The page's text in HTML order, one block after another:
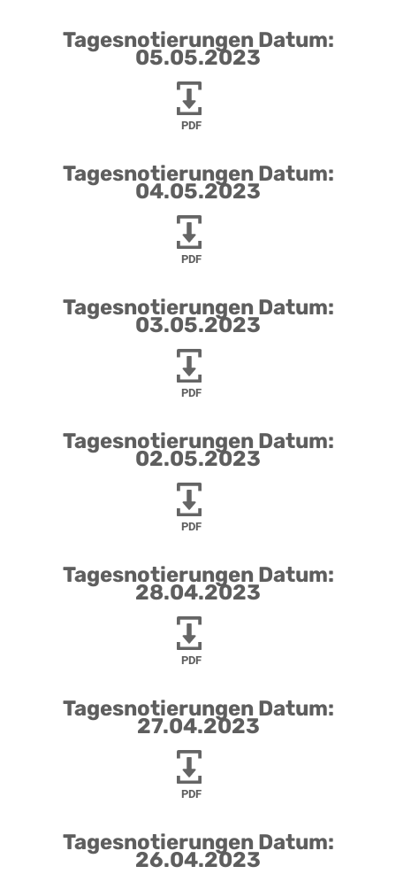
Tagesnotierungen Datum:
05.05.2023
PDF
Tagesnotierungen Datum:
04.05.2023
PDF
Tagesnotierungen Datum:
03.05.2023
PDF
Tagesnotierungen Datum:
02.05.2023
PDF
Tagesnotierungen Datum:
28.04.2023
PDF
Tagesnotierungen Datum:
27.04.2023
PDF
Tagesnotierungen Datum:
26.04.2023